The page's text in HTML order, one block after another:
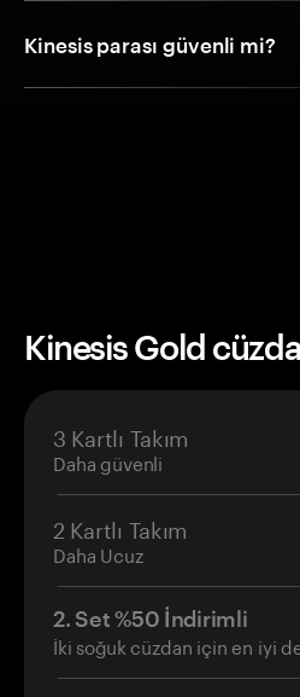
Kinesis parası güvenli mi?
Kinesis Gold
3 Kartlı Takım
Daha güvenli
2 Kartlı Takım
Daha Ucuz
2. Set %50 İndirimli
İki soğuk cüzdan için en iyi